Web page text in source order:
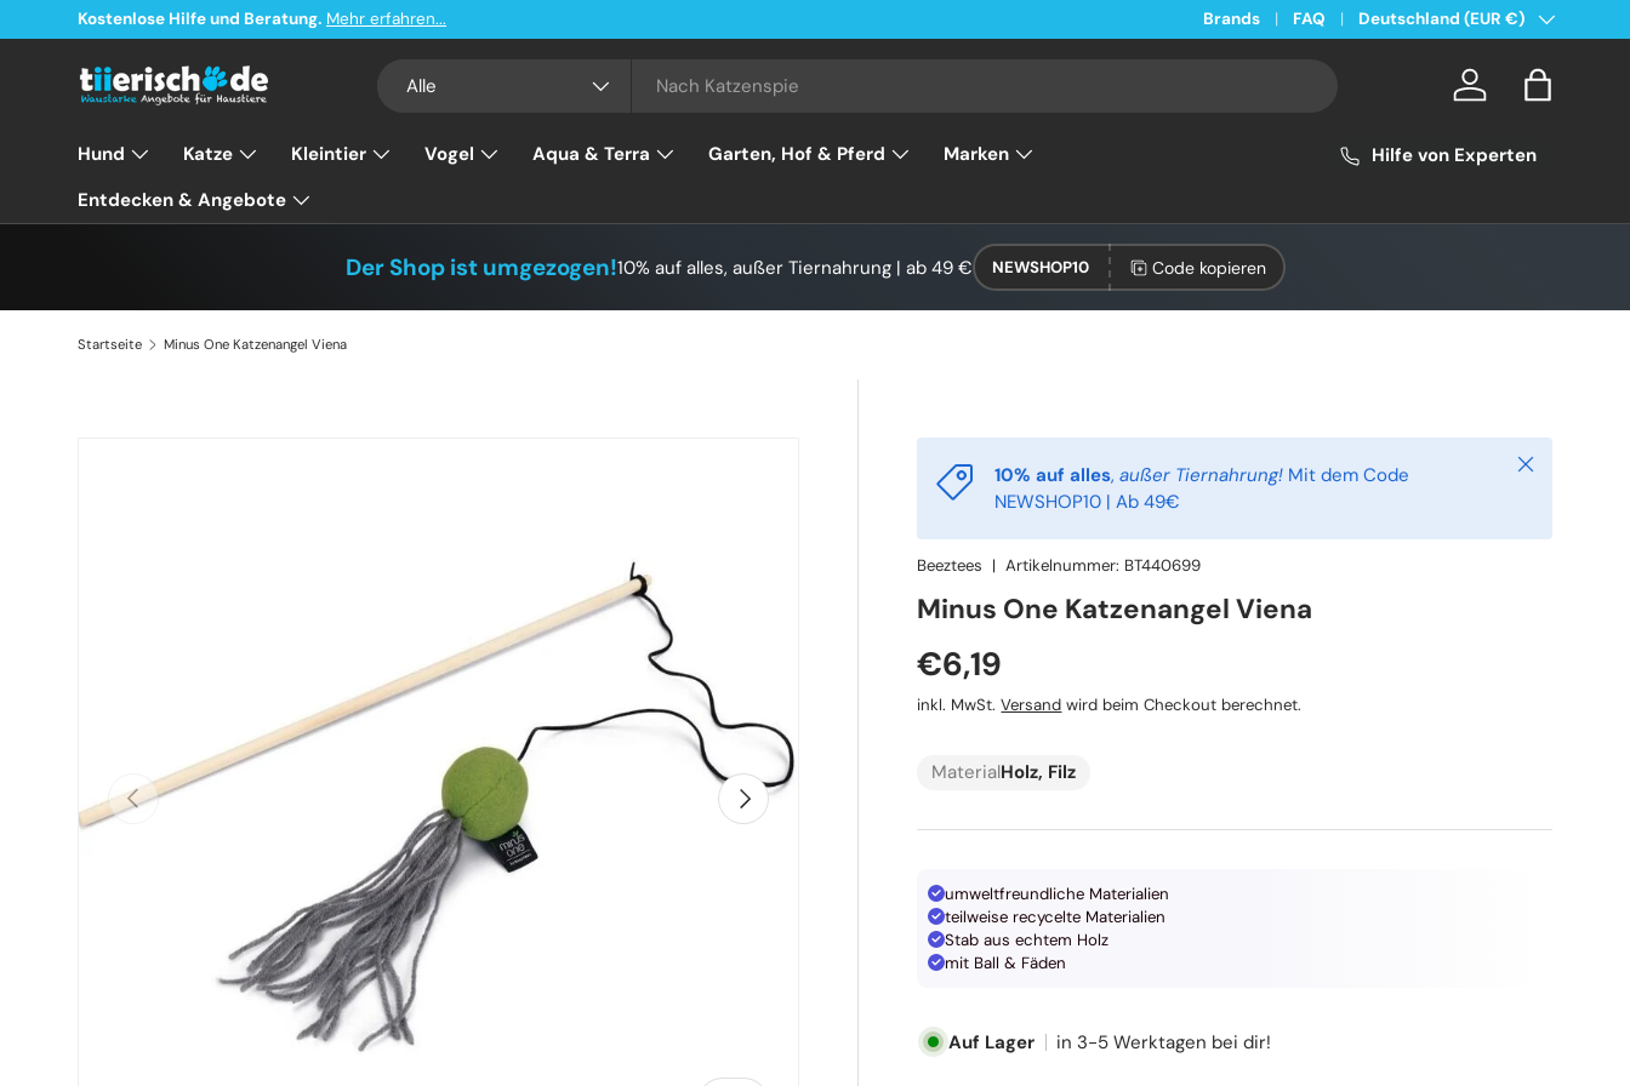
Direkt zum Inhalt
Kostenlose Hilfe und Beratung. Mehr erfahren... Kostenloser Versand ab 49€ in Deutschland
Brands FAQ Land/Region
Deutschland (EUR €)
Alle Konto
Hund Katze Kleintier Vogel Aqua & Terra Garten, Hof & Pferd
Marken
Entdecken & Angebote
Hilfe von Experten
Der Shop ist umgezogen!10% auf alles, außer Tiernahrung | ab 49 € NEWSHOP10 Code kopieren
Startseite Minus One Katzenangel Viena
Vorherige Nächste
10% auf alles,außer Tiernahrung! Mit dem Code
NEWSHOP10 | Ab 49€
Schließen
Beeztees |Artikelnummer: BT440699
Beeztees
Minus One Katzenangel Viena
Normaler Preis
€6,19
inkl. MwSt.Versand wird beim Checkout berechnet.
MaterialHolz, Filz
umweltfreundliche Materialien
teilweise recycelte Materialien
Stab aus echtem Holz
mit Ball & Fäden
Auf Lager in 3-5 Werktagen bei dir!